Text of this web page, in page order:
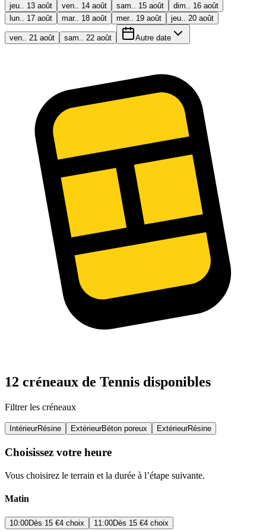
jeu.. 13 août ven.. 14 août sam.. 15 août
dim.. 16 août
lun.. 17 août
mar.. 18 août mer.. 19 août jeu.. 20 août
ven.. 21 août sam.. 22 août Autre date
12 créneaux de Tennis disponibles
Filtrer les créneaux
IntérieurRésine ExtérieurBéton poreux ExtérieurRésine
Choisissez votre heure
Vous choisirez le terrain et la durée à l’étape suivante.
Matin
10:00Dès 15 €4 choix 11:00Dès 15 €4 choix